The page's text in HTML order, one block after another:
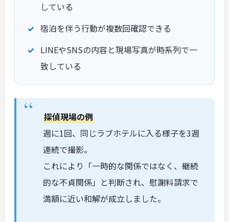
している
宿泊を伴う行動が複数回確認できる
LINEやSNSの内容と現場写真が時系列で一
致している
探偵現場の例
週に1回、同じラブホテルに入る様子を3週
連続で撮影。
これにより「一時的な関係ではなく、継続
的な不貞関係」と判断され、慰謝料請求で
満額に近い和解が成立しました。